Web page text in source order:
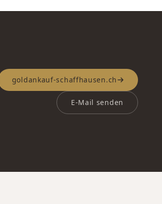
goldankauf-schaffhausen.ch
E-Mail senden